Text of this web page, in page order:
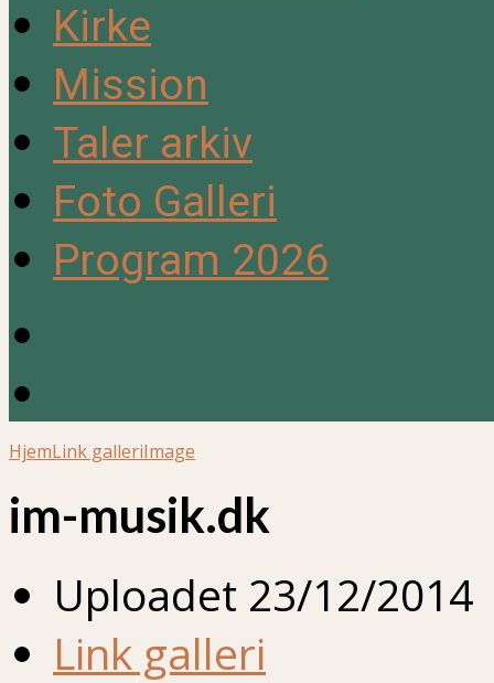
Kirke
Mission
Taler arkiv
Foto Galleri
Program 2026
HjemLink galleriImage
im-musik.dk
Uploadet 23/12/2014
Link galleri